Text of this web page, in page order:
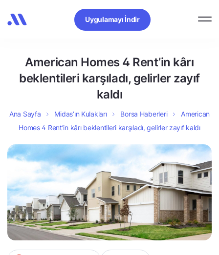
Uygulamayı İndir
American Homes 4 Rent’in kârı
beklentileri karşıladı, gelirler zayıf
kaldı
Ana Sayfa Midas’ın Kulakları Borsa Haberleri
American
Homes 4 Rent’in kârı beklentileri karşıladı, gelirler zayıf kaldı